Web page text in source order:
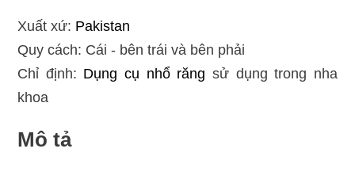
Xuất xứ: Pakistan
Quy cách: Cái - bên trái và bên phải
Chỉ định: Dụng cụ nhổ răng sử dụng trong nha
khoa
Mô tả